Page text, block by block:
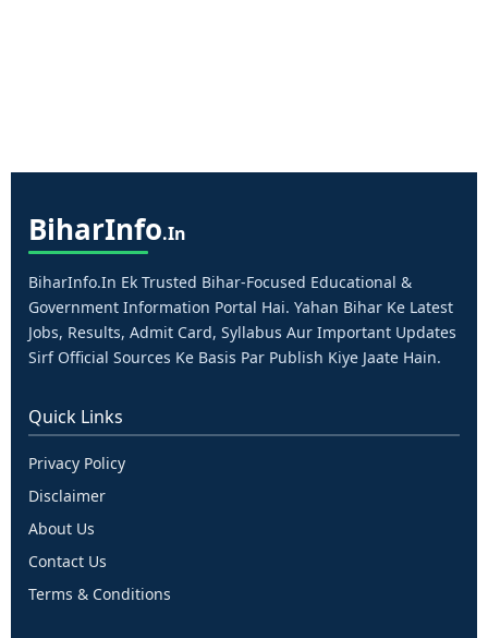
BiharInfo.in
BiharInfo.in Ek Trusted Bihar-Focused Educational &
Government Information Portal Hai. Yahan Bihar Ke Latest
Jobs, Results, Admit Card, Syllabus Aur Important Updates
Sirf Official Sources Ke Basis Par Publish Kiye Jaate Hain.
Quick Links
Privacy Policy
Disclaimer
About Us
Contact Us
Terms & Conditions